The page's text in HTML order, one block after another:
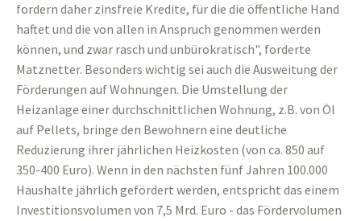
fordern daher zinsfreie Kredite, für die die öffentliche Hand
haftet und die von allen in Anspruch genommen werden
können, und zwar rasch und unbürokratisch", forderte
Matznetter. Besonders wichtig sei auch die Ausweitung der
Förderungen auf Wohnungen. Die Umstellung der
Heizanlage einer durchschnittlichen Wohnung, z.B. von Öl
auf Pellets, bringe den Bewohnern eine deutliche
Reduzierung ihrer jährlichen Heizkosten (von ca. 850 auf
350-400 Euro). Wenn in den nächsten fünf Jahren 100.000
Haushalte jährlich gefördert werden, entspricht das einem
Investitionsvolumen von 7,5 Mrd. Euro - das Fördervolumen